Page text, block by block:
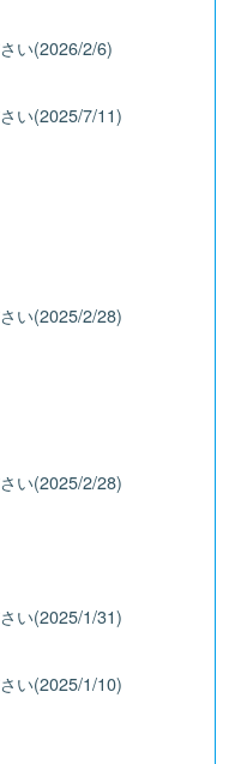
い(2026/2/6)
い(2025/7/11)
い(2025/2/28)
い(2025/2/28)
い(2025/1/31)
い(2025/1/10)